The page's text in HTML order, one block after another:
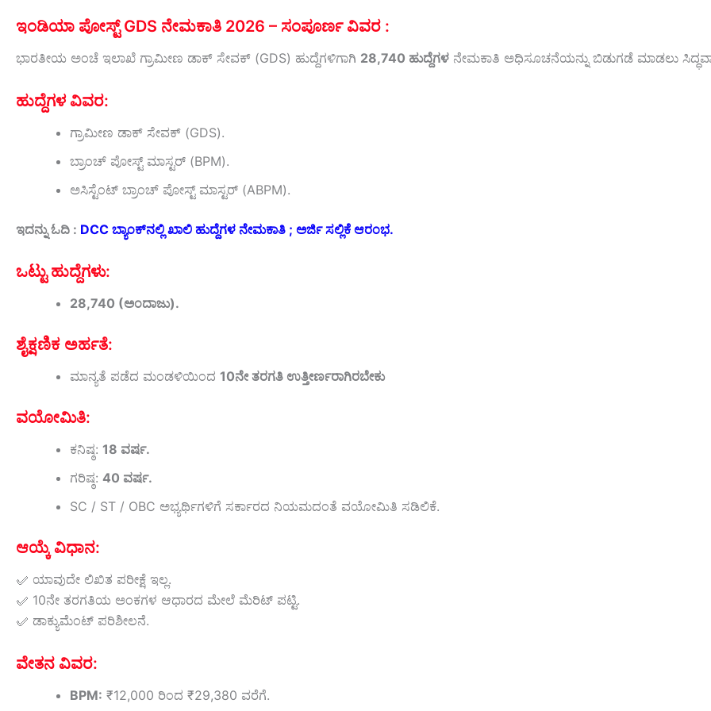
ಇಂಡಿಯಾ ಪೋಸ್ಟ್ GDS ನೇಮಕಾತಿ 2026 – ಸಂಪೂರ್ಣ ವಿವರ :
ಭಾರತೀಯ ಅಂಚೆ ಇಲಾಖೆ ಗ್ರಾಮೀಣ ಡಾಕ್ ಸೇವಕ್ (GDS) ಹುದ್ದೆಗಳಿಗಾಗಿ 28,740 ಹುದ್ದೆಗಳ ನೇಮಕಾತಿ ಅಧಿಸೂಚನೆಯನ್ನು ಬಿಡುಗಡೆ ಮಾಡಲು
ಹುದ್ದೆಗಳ ವಿವರ:
ಗ್ರಾಮೀಣ ಡಾಕ್ ಸೇವಕ್ (GDS).
ಬ್ರಾಂಚ್ ಪೋಸ್ಟ್ ಮಾಸ್ಟರ್ (BPM).
ಅಸಿಸ್ಟೆಂಟ್ ಬ್ರಾಂಚ್ ಪೋಸ್ಟ್ ಮಾಸ್ಟರ್ (ABPM).
ಇದನ್ನು ಓದಿ : DCC ಬ್ಯಾಂಕ್‌ನಲ್ಲಿ ಖಾಲಿ ಹುದ್ದೆಗಳ ನೇಮಕಾತಿ ; ಅರ್ಜಿ ಸಲ್ಲಿಕೆ ಆರಂಭ.
ಒಟ್ಟು ಹುದ್ದೆಗಳು:
28,740 (ಅಂದಾಜು).
ಶೈಕ್ಷಣಿಕ ಅರ್ಹತೆ:
ಮಾನ್ಯತೆ ಪಡೆದ ಮಂಡಳಿಯಿಂದ 10ನೇ ತರಗತಿ ಉತ್ತೀರ್ಣರಾಗಿರಬೇಕು
ವಯೋಮಿತಿ:
ಕನಿಷ್ಠ: 18 ವರ್ಷ.
ಗರಿಷ್ಠ: 40 ವರ್ಷ.
SC / ST / OBC ಅಭ್ಯರ್ಥಿಗಳಿಗೆ ಸರ್ಕಾರದ ನಿಯಮದಂತೆ ವಯೋಮಿತಿ ಸಡಿಲಿಕೆ.
ಆಯ್ಕೆ ವಿಧಾನ:
✅ ಯಾವುದೇ ಲಿಖಿತ ಪರೀಕ್ಷೆ ಇಲ್ಲ.
✅ 10ನೇ ತರಗತಿಯ ಅಂಕಗಳ ಆಧಾರದ ಮೇಲೆ ಮೆರಿಟ್ ಪಟ್ಟಿ.
✅ ಡಾಕ್ಯುಮೆಂಟ್ ಪರಿಶೀಲನೆ.
ವೇತನ ವಿವರ:
BPM: ₹12,000 ರಿಂದ ₹29,380 ವರೆಗೆ.